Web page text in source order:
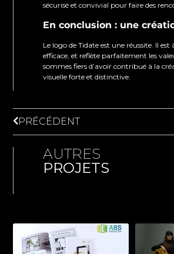
sécurisé et convivial pour faire des
En conclusion : une
Le logo de Tidate est une réussite. Il est
efficace, et reflète parfaitement les
sommes fiers d’avoir contribué à la
visuelle forte et distinctive.
PRÉCÉDENT
AUTRES
PROJETS